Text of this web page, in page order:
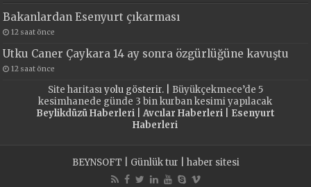
Bakanlardan Esenyurt çıkarması
12 saat önce
Utku Caner Çaykara 14 ay sonra özgürlüğüne kavuştu
12 saat önce
Site haritasıyolu gösterir. | Büyükçekmece’de 5
kesimhanede günde 3 bin kurban kesimi yapılacak
Beylikdüzü Haberleri| Avcılar Haberleri| Esenyurt
Haberleri
BEYNSOFT Günlük tur haber sitesi